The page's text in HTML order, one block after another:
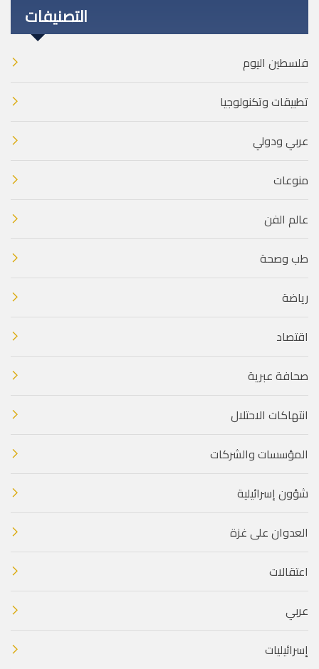
التصنيفات
فلسطين اليوم
تطبيقات وتكنولوجيا
عربي ودولي
منوعات
عالم الفن
طب وصحة
رياضة
اقتصاد
صحافة عبرية
انتهاكات الاحتلال
المؤسسات والشركات
شؤون إسرائيلية
العدوان على غزة
اعتقالات
عربي
إسرائيليات